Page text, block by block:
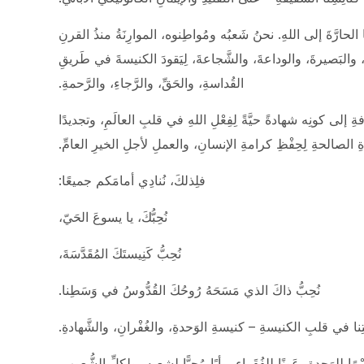
إلى اللهِ. نحنُ شَعبُه ومُواطِنوه، الموارِنَةُ منذُ القرنِ
والبَصيرةَ، والوداعةَ، والشَّجاعةَ، لِيَقودَ الكنيسةَ في طَريقِ
القُداسةِ، والحَقِّ، والرَّجاءِ، والرَّحمةِ.
إلى كونِه شهادةً حيَّةً لِفِعْلِ اللهِ في قلبِ العالَمِ، وتجديدًا
لِحِفْظِ كرامةِ الإنسانِ، والعملِ لأجلِ الخيرِ العامِّ.
فلِذلكَ، نُنادِي أمامَكم جميعًا:
نُحِبُّكَ، يا يسوعَ الحَيّ،
نُحِبُّ كَنِيستَكَ المُقَدَّسَةَ،
نُحِبُّ ذاكَ الذي مَسَحَهُ رُوحُكَ القُدُّوسُ في وَسَطِنا.
في قلبِ الكنيسةِ – كنيسةِ الوَحدةِ، والغُفْرانِ، والشَّهادةِ.